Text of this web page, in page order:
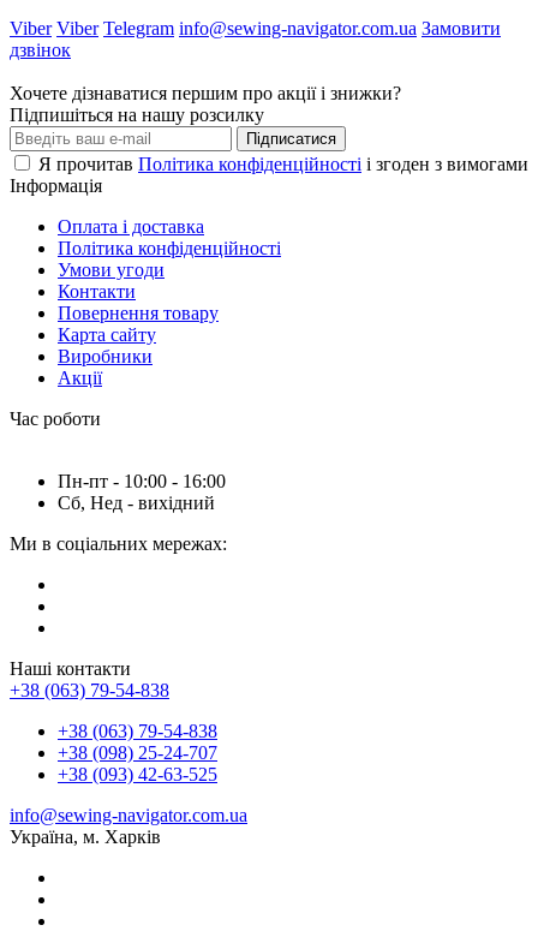
Viber Viber Telegram info@sewing-navigator.com.ua Замовити
дзвінок
Хочете дізнаватися першим про акції і знижки?
Підпишіться на нашу розсилку
Підписатися
Я прочитав Політика конфіденційності і згоден з вимогами
Інформація
Оплата і доставка
Політика конфіденційності
Умови угоди
Контакти
Повернення товару
Карта сайту
Виробники
Акції
Час роботи
Пн-пт - 10:00 - 16:00
Сб, Нед - вихідний
Ми в соціальних мережах:
Наші контакти
+38 (063) 79-54-838
+38 (063) 79-54-838
+38 (098) 25-24-707
+38 (093) 42-63-525
info@sewing-navigator.com.ua
Україна, м. Харків